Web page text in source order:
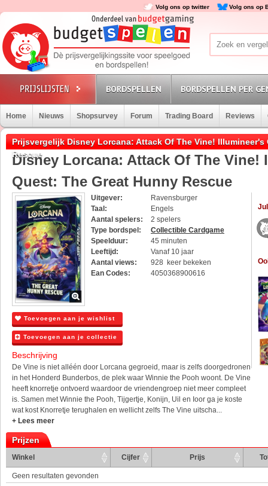
Volg ons op twitter Volg ons op
BORDSPELLEN BORDSPELLEN PER
Home Nieuws Shopsurvey Forum Trading Board Reviews
Prijsvergelijk Disney Lorcana: Attack Of The Vine! Illumineer's
Rescue
Disney Lorcana: Attack Of The Vine!
Quest: The Great Hunny Rescue
Uitgever:
Ravensburger
Taal:
Engels
Aantal spelers:
2 spelers
Type bordspel:
Collectible Cardgame
Speelduur:
45 minuten
Leeftijd:
Vanaf 10 jaar
Aantal views:
928 keer bekeken
Ean Codes:
4050368900616
Toevoegen aan je wishlist
Toevoegen aan je collectie
Beschrijving
De Vine is niet alléén door Lorcana gegroeid, maar is zelfs doorgedronen
in het Honderd Bunderbos, de plek waar Winnie the Pooh woont. De Vine
heeft knorretje ontvoerd waardoor de vriendengroep niet meer compleet
is. Samen met Winnie the Pooh, Tijgertje, Konijn, Uil en Ioor ga je koste
wat kost Knorretje terughalen en wellicht zelfs The Vine uitscha...
+ Lees meer
Prijzen
Winkel Cijfer Prijs
Geen resultaten gevonden